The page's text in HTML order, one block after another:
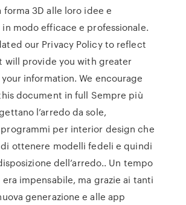
forma 3D alle loro idee e
modo efficace e professionale.
our Privacy Policy to reflect
will provide you with greater
information. We encourage
document in full Sempre più
l’arredo da sole,
per interior design che
ottenere modelli fedeli e quindi
dell’arredo.. Un tempo
impensabile, ma grazie ai tanti
generazione e alle app